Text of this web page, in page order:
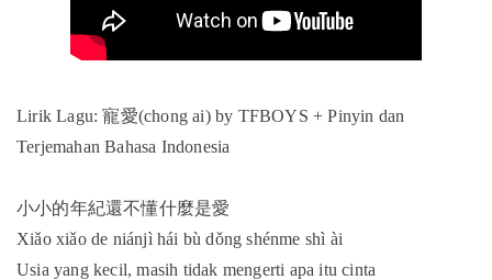
Lirik Lagu: 寵愛(chong ai) by TFBOYS + Pinyin dan
Terjemahan Bahasa Indonesia
小小的年紀還不懂什麼是愛
Xiǎo xiǎo de niánjì hái bù dǒng shénme shì ài
Usia yang kecil, masih tidak mengerti apa itu cinta